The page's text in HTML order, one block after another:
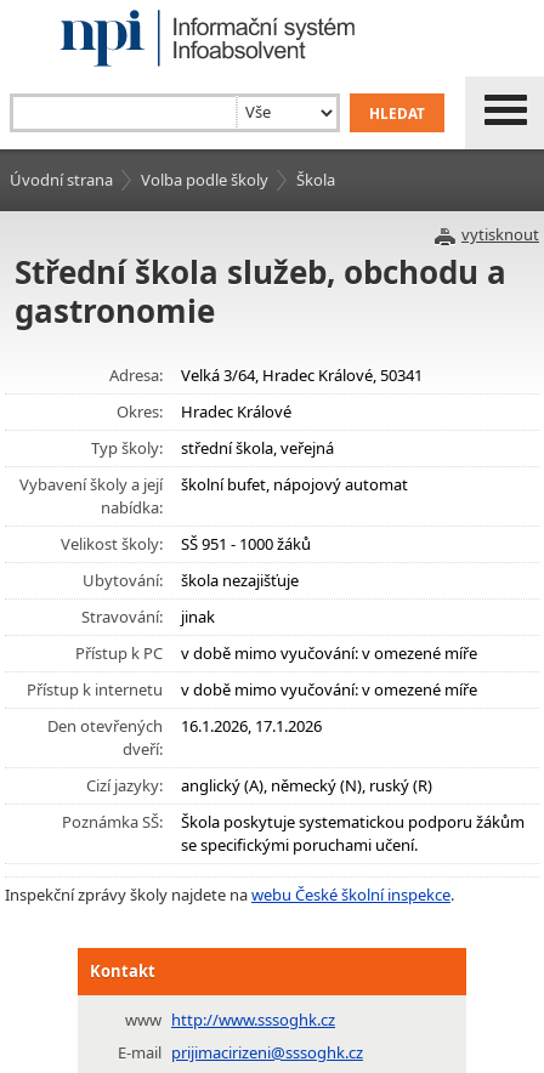
Úvodní strana Volba podle školy Škola
vytisknout
Střední škola služeb, obchodu a
gastronomie
Adresa:
Velká 3/64, Hradec Králové, 50341
Okres:
Hradec Králové
Typ školy:
střední škola, veřejná
Vybavení školy a její
nabídka:
školní bufet, nápojový automat
Velikost školy:
SŠ 951 - 1000 žáků
Ubytování:
škola nezajišťuje
Stravování:
jinak
Přístup k PC
v době mimo vyučování: v omezené míře
Přístup k internetu
v době mimo vyučování: v omezené míře
Den otevřených
dveří:
16.1.2026, 17.1.2026
Cizí jazyky:
anglický (A), německý (N), ruský (R)
Poznámka SŠ:
Škola poskytuje systematickou podporu žákům
se specifickými poruchami učení.
Inspekční zprávy školy najdete nawebu České školní inspekce.
Kontakt
www http://www.sssoghk.cz
E-mail prijimacirizeni@sssoghk.cz